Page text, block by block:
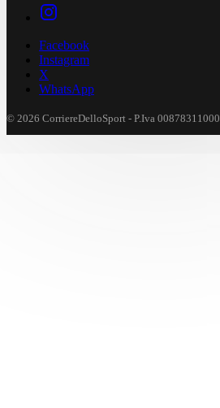
Facebook
Instagram
X
WhatsApp
© 2026 CorriereDelloSport - P.Iva 00878311000